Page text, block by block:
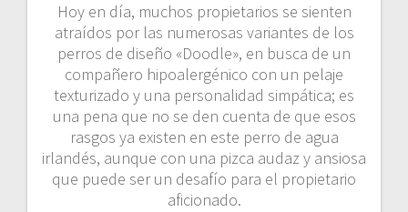
Hoy en día, muchos propietarios se sienten
atraídos por las numerosas variantes de los
perros de diseño «Doodle», en busca de un
compañero hipoalergénico con un pelaje
texturizado y una personalidad simpática; es
una pena que no se den cuenta de que esos
rasgos ya existen en este perro de agua
irlandés, aunque con una pizca audaz y ansiosa
que puede ser un desafío para el propietario
aficionado.